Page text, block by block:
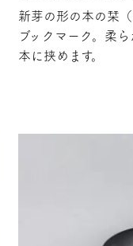
新芽の形の本の栞
ブックマーク。柔
本に挟めます。